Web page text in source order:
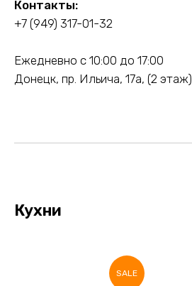
Контакты:
+7 (949) 317-01-32
Ежедневно с 10:00 до 17:00
Донецк, пр. Ильича, 17а, (2 этаж)
Кухни
SALE